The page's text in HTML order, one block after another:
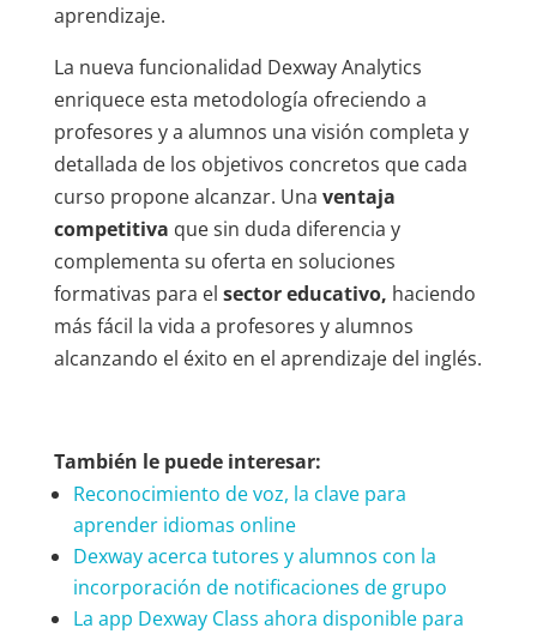
aprendizaje.
La nueva funcionalidad Dexway Analytics
enriquece esta metodología ofreciendo a
profesores y a alumnos una visión completa y
detallada de los objetivos concretos que cada
curso propone alcanzar. Una ventaja
competitiva que sin duda diferencia y
complementa su oferta en soluciones
formativas para el sector educativo, haciendo
más fácil la vida a profesores y alumnos
alcanzando el éxito en el aprendizaje del inglés.
También le puede interesar:
Reconocimiento de voz, la clave para
aprender idiomas online
Dexway acerca tutores y alumnos con la
incorporación de notificaciones de grupo
La app Dexway Class ahora disponible para